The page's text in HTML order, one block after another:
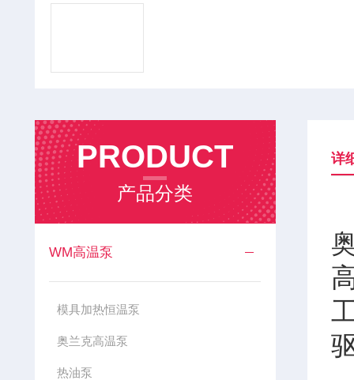
PRODUCT
产品分类
WM高温泵
模具加热恒温泵
奥兰克高温泵
热油泵
详